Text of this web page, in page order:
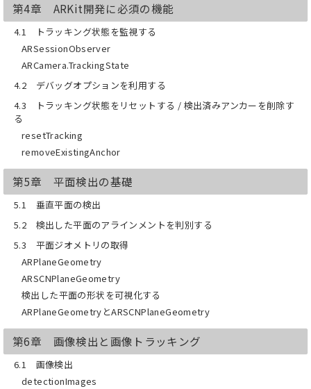
第4章 ARKit開発に必須の機能
4.1 トラッキング状態を監視する
ARSessionObserver
ARCamera.TrackingState
4.2 デバッグオプションを利用する
4.3 トラッキング状態をリセットする / 検出済みアンカーを削除す
る
resetTracking
removeExistingAnchor
第5章 平面検出の基礎
5.1 垂直平面の検出
5.2 検出した平面のアラインメントを判別する
5.3 平面ジオメトリの取得
ARPlaneGeometry
ARSCNPlaneGeometry
検出した平面の形状を可視化する
ARPlaneGeometryとARSCNPlaneGeometry
第6章 画像検出と画像トラッキング
6.1 画像検出
detectionImages